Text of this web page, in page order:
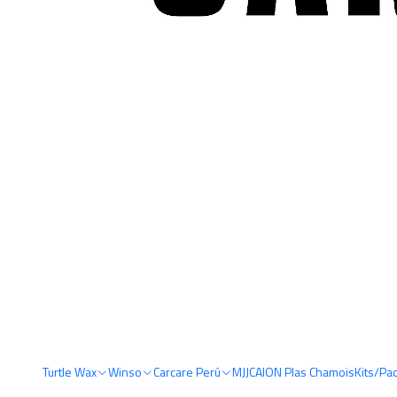
Turtle Wax Winso Carcare Perú MJJCAION Plas ChamoisKits/